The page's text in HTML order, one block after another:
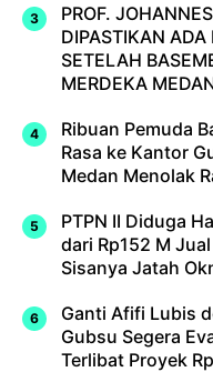
PROF.
DIPASTIKAN ADA
SETELAH
MERDEKA
Ribuan Pemuda
Rasa ke Kantor
Medan Menolak
PTPN II Diduga
dari Rp152 M
Sisanya Jatah
Ganti Afifi Lubis
Gubsu Segera
Terlibat Proyek